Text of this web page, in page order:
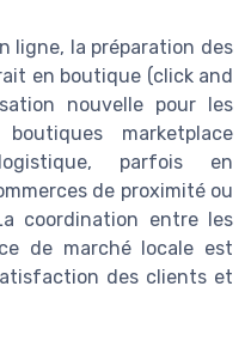
ligne, la préparation des
en boutique (click and
nouvelle pour les
marketplace
parfois en
de proximité ou
coordination entre les
de marché locale est
des clients et